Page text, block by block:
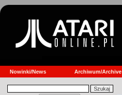
Nowinki/News Archiwum/Archive